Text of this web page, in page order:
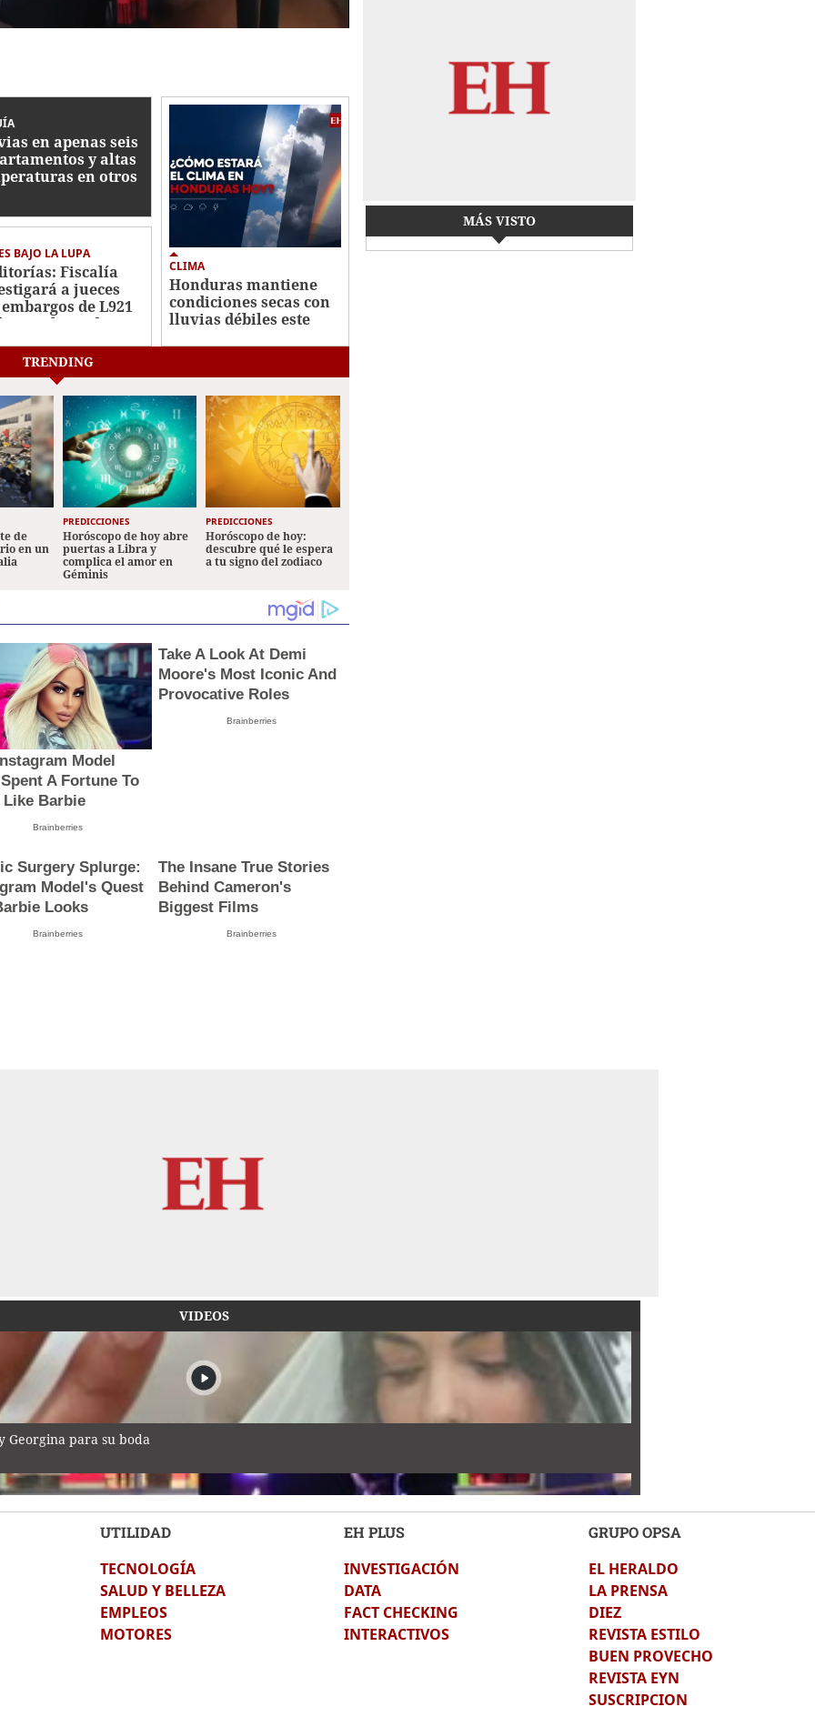
en apenas seis
y altas
en otros
BAJO LA LUPA
Fiscalía
a jueces
de L921
al Estado
CLIMA
Honduras mantiene
condiciones secas con
lluvias débiles este
MÁS VISTO
TRENDING
de
en un
PREDICCIONES
Horóscopo de hoy abre
puertas a Libra y
complica el amor en
Géminis
PREDICCIONES
Horóscopo de hoy:
descubre qué le espera
a tu signo del zodiaco
Model
A Fortune To
Like Barbie
Brainberries
Take A Look At Demi
Moore's Most Iconic And
Provocative Roles
Brainberries
Surgery Splurge:
Model's Quest
Looks
Brainberries
The Insane True Stories
Behind Cameron's
Biggest Films
Brainberries
VIDEOS
Georgina para su boda
transmisión en vivo en México
UTILIDAD
TECNOLOGÍA
SALUD Y BELLEZA
EMPLEOS
MOTORES
EH PLUS
INVESTIGACIÓN
DATA
FACT CHECKING
INTERACTIVOS
GRUPO OPSA
EL HERALDO
LA PRENSA
DIEZ
REVISTA ESTILO
BUEN PROVECHO
REVISTA EYN
SUSCRIPCION